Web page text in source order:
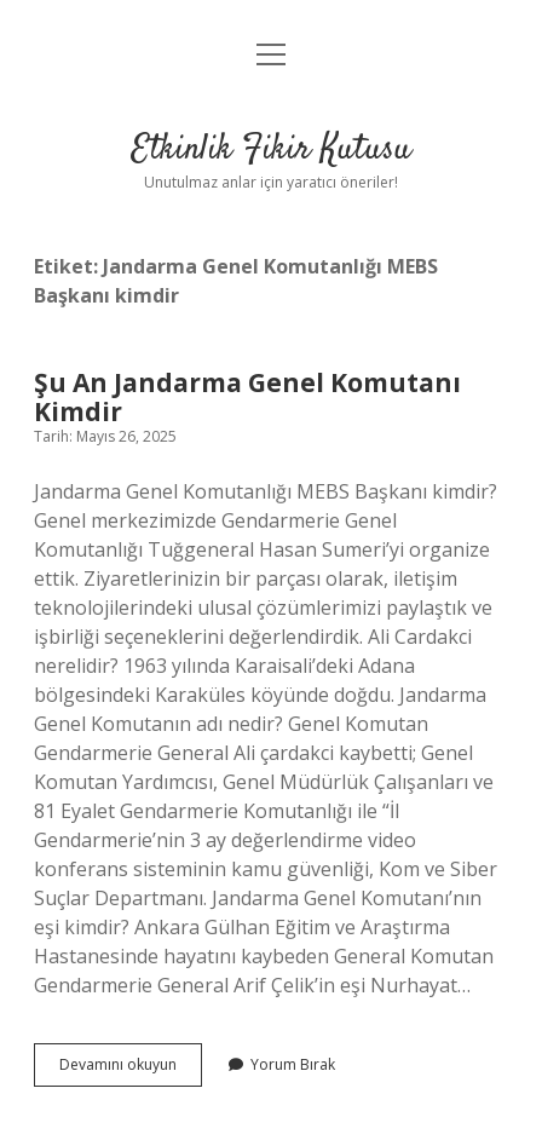
Anasayfa
Yasal Uyarı
menüyü
Etkinlik Fikir Kutusu
Unutulmaz anlar için yaratıcı öneriler!
Etiket: Jandarma Genel Komutanlığı MEBS
Başkanı kimdir
Şu An Jandarma Genel Komutanı
Kimdir
Tarih: Mayıs 26, 2025
Jandarma Genel Komutanlığı MEBS Başkanı kimdir?
Genel merkezimizde Gendarmerie Genel
Komutanlığı Tuğgeneral Hasan Sumeri’yi organize
ettik. Ziyaretlerinizin bir parçası olarak, iletişim
teknolojilerindeki ulusal çözümlerimizi paylaştık ve
işbirliği seçeneklerini değerlendirdik. Ali Cardakci
nerelidir? 1963 yılında Karaisali’deki Adana
bölgesindeki Karaküles köyünde doğdu. Jandarma
Genel Komutanın adı nedir? Genel Komutan
Gendarmerie General Ali çardakci kaybetti; Genel
Komutan Yardımcısı, Genel Müdürlük Çalışanları ve
81 Eyalet Gendarmerie Komutanlığı ile “İl
Gendarmerie’nin 3 ay değerlendirme video
konferans sisteminin kamu güvenliği, Kom ve Siber
Suçlar Departmanı. Jandarma Genel Komutanı’nın
eşi kimdir? Ankara Gülhan Eğitim ve Araştırma
Hastanesinde hayatını kaybeden General Komutan
Gendarmerie General Arif Çelik’in eşi Nurhayat…
Devamını okuyun
An
Yorum Bırak